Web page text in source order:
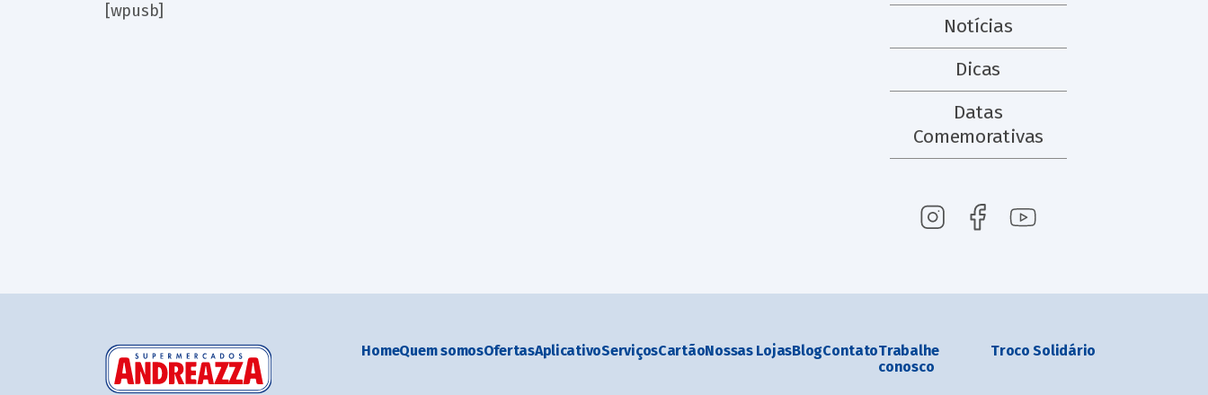
[wpusb]
Notícias
Dicas
Datas
Comemorativas
HomeQuem somosOfertasAplicativoServiçosCartãoNossas LojasBlogContatoTrabalhe
conosco
Troco Solidário